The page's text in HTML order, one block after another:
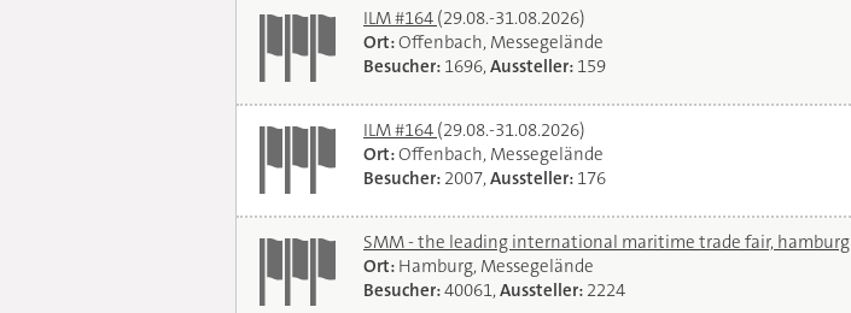
ILM #164 (29.08.-31.08.2026)
Ort:Offenbach, Messegelände
Besucher: 1696,Aussteller: 159
ILM #164 (29.08.-31.08.2026)
Ort:Offenbach, Messegelände
Besucher: 2007,Aussteller: 176
SMM - the leading international maritime trade fair, hamburg
Ort: Hamburg, Messegelände
Besucher:40061,Aussteller: 2224